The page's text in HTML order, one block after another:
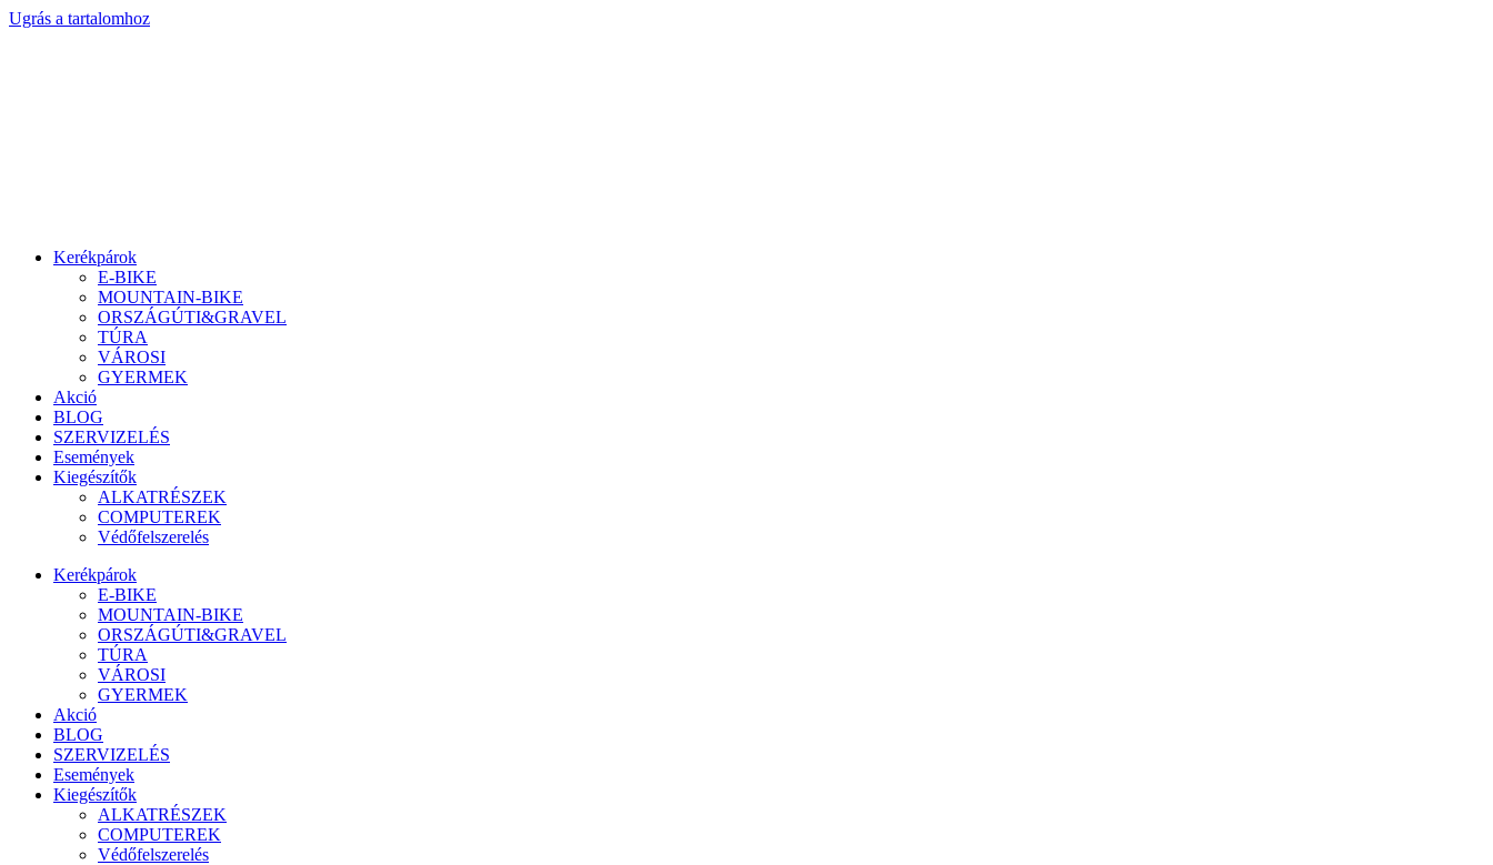
Ugrás a tartalomhoz
Kerékpárok
E-BIKE
MOUNTAIN-BIKE
ORSZÁGÚTI&GRAVEL
TÚRA
VÁROSI
GYERMEK
Akció
BLOG
SZERVIZELÉS
Események
Kiegészítők
ALKATRÉSZEK
COMPUTEREK
Védőfelszerelés
Kerékpárok
E-BIKE
MOUNTAIN-BIKE
ORSZÁGÚTI&GRAVEL
TÚRA
VÁROSI
GYERMEK
Akció
BLOG
SZERVIZELÉS
Események
Kiegészítők
ALKATRÉSZEK
COMPUTEREK
Védőfelszerelés